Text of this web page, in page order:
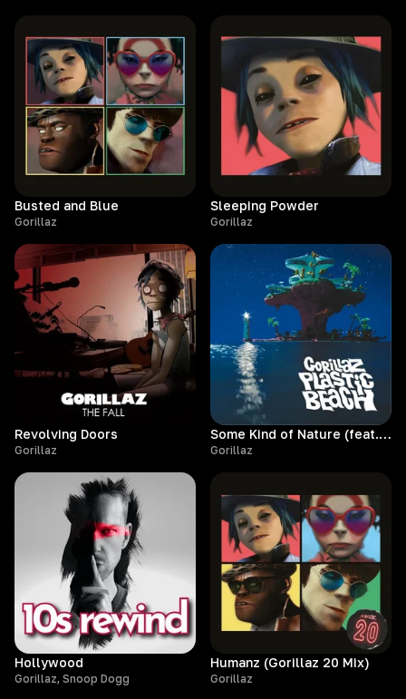
Busted and Blue
Gorillaz
Sleeping Powder
Gorillaz
Revolving Doors
Gorillaz
Some Kind of Nature (feat. Lou Reed)
Gorillaz
Hollywood
Gorillaz, Snoop Dogg
Humanz (Gorillaz 20 Mix)
Gorillaz